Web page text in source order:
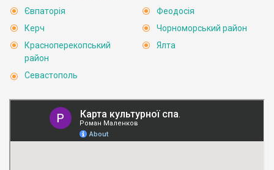
Євпаторія
Керч
Красноперекопський
район
Севастополь
Феодосія
Чорноморський район
Ялта